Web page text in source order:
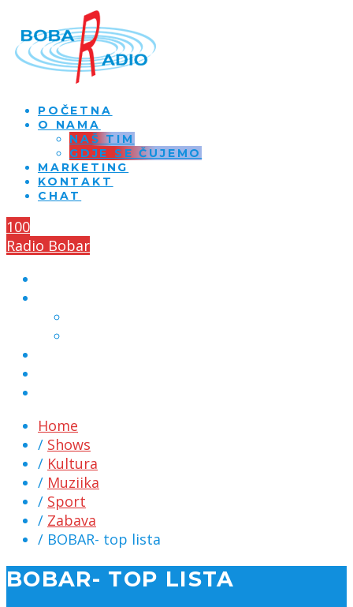
POČETNA
O NAMA
NAŠ TIM
GDJE SE ČUJEMO
MARKETING
KONTAKT
CHAT
100
Radio Bobar
Home
/ Shows
/ Kultura
/ Muziika
/ Sport
/ Zabava
/ BOBAR- top lista
BOBAR- TOP LISTA